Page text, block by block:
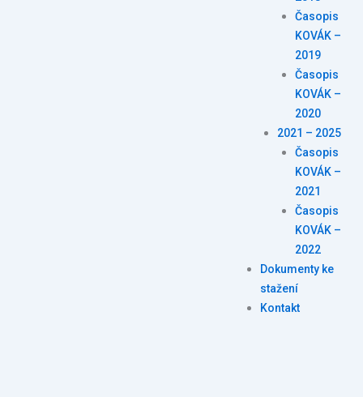
Časopis
KOVÁK –
2019
Časopis
KOVÁK –
2020
2021 – 2025
Časopis
KOVÁK –
2021
Časopis
KOVÁK –
2022
Dokumenty ke
stažení
Kontakt